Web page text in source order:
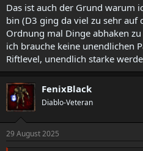
Das ist auch der Grund warum
bin (D3 ging da viel zu sehr auf
Ordnung mal Dinge abhaken
ich brauche keine unendlichen
Riftlevel, unendlich starke
FenixBlack
Diablo-Veteran
29 August 2025